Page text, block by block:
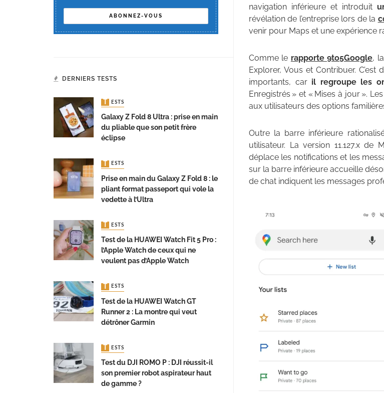
navigation inférieure et introduit
révélation de l’entreprise lors de la
venir pour Maps et une expérience
Comme le rapporte 9to5Google,
Explorer, Vous et Contribuer. C’est
importants, car il regroupe les
Enregistrés » et « Mises à jour ».
aux utilisateurs des options
Outre la barre inférieure
utilisateur. La version 11.127.x
déplace les notifications et les
sur la barre inférieure accueille
de chat indiquent les messages
DERNIERS TESTS
TESTS
Galaxy Z Fold 8 Ultra : prise en main
du pliable que son petit frère
éclipse
TESTS
Prise en main du Galaxy Z Fold 8 : le
pliant format passeport qui vole la
vedette à l’Ultra
TESTS
Test de la HUAWEI Watch Fit 5 Pro :
l’Apple Watch de ceux qui ne
veulent pas d’Apple Watch
TESTS
Test de la HUAWEI Watch GT
Runner 2 : La montre qui veut
détrôner Garmin
TESTS
Test du DJI ROMO P : DJI réussit-il
son premier robot aspirateur haut
de gamme ?